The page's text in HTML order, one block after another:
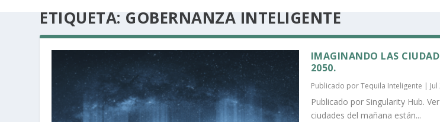
ETIQUETA: GOBERNANZA INTELIGENTE
IMAGINANDO LAS
2050.
Publicado porTequila Inteligente |
Publicado por Singularity Hub.
ciudades del mañana están...